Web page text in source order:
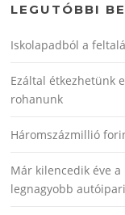
LEGUTÓBBI
Iskolapadból a
Ezáltal étkezhetünk
rohanunk
Háromszázmillió
Már kilencedik éve
legnagyobb